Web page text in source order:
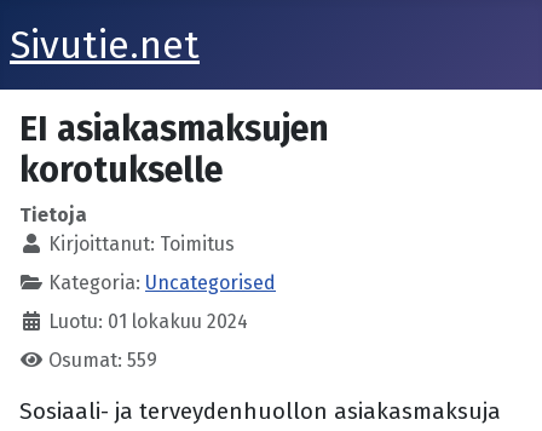
Sivutie.net
EI asiakasmaksujen
korotukselle
Tietoja
Kirjoittanut: Toimitus
Kategoria: Uncategorised
Luotu: 01 lokakuu 2024
Osumat: 559
Sosiaali- ja terveydenhuollon asiakasmaksuja